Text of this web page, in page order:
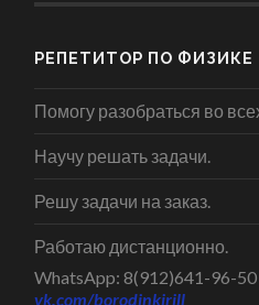
РЕПЕТИТОР ПО ФИЗИКЕ
Помогу разобраться во
Научу решать задачи.
Решу задачи на заказ.
Работаю дистанционно.
WhatsApp: 8(912)641-96-50
vk.com/borodinkirill